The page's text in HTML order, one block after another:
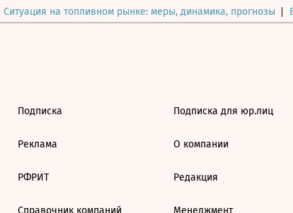
Ситуация на топливном рынке: меры, динамика, прогнозы
Подписка
Реклама
РФРИТ
Справочник компаний
Подписка для юр.лиц
О компании
Редакция
Менеджмент